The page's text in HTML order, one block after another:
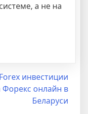
а не на
Forex инвестиции
Форекс онлайн в
Беларуси